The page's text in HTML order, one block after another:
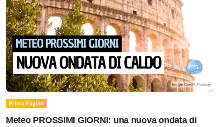
Prima Pagina
Meteo PROSSIMI GIORNI: una nuova ondata di